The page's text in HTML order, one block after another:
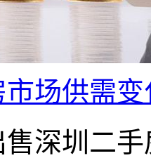
场供需
深圳二